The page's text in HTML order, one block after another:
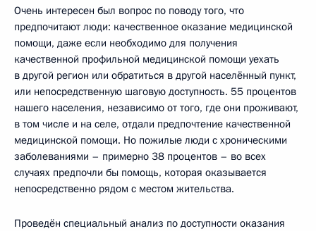
Очень интересен был вопрос по поводу того, что
предпочитают люди: качественное оказание медицинской
помощи, даже если необходимо для получения
качественной профильной медицинской помощи уехать
в другой регион или обратиться в другой населённый пункт,
или непосредственную шаговую доступность. 55 процентов
нашего населения, независимо от того, где они проживают,
в том числе и на селе, отдали предпочтение качественной
медицинской помощи. Но пожилые люди с хроническими
заболеваниями – примерно 38 процентов – во всех
случаях предпочли бы помощь, которая оказывается
непосредственно рядом с местом жительства.
Проведён специальный анализ по доступности оказания